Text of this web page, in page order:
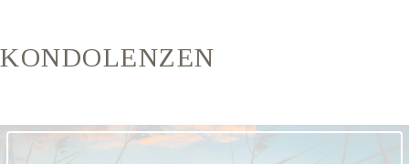
KONDOLENZEN